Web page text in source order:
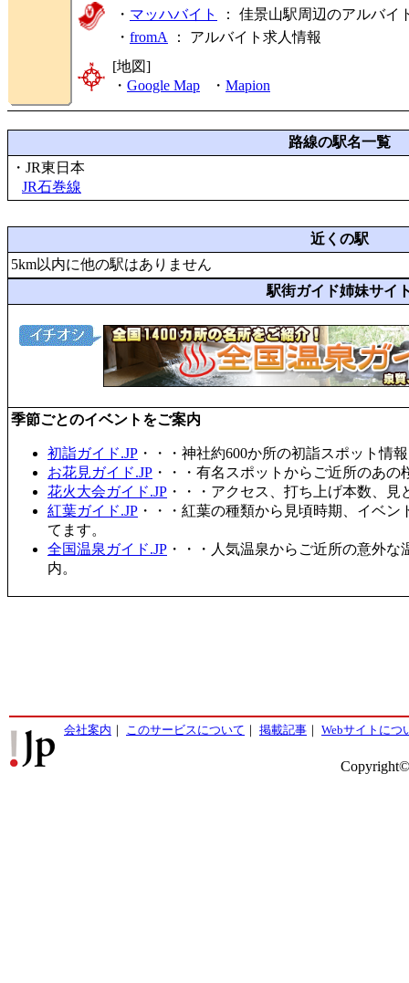
・ マッハバイト
： 佳景山駅周辺のアルバイ
・ fromA ： アルバイト求人情報
[地図]
・ Google Map ・ Mapion
路線の駅名一覧
・JR東日本
JR石巻線
近くの駅
5km以内に他の駅はありません
駅街ガイド姉妹サイ
季節ごとのイベントをご案内
初詣ガイド.JP ・・・神社約600か所の初詣スポット情
お花見ガイド.JP ・・・有名スポットからご近所のあ
花火大会ガイド.JP ・・・アクセス、打ち上げ本数、
紅葉ガイド.JP ・・・紅葉の種類から見頃時期、イベ
てます。
全国温泉ガイド.JP ・・・人気温泉からご近所の意外
内。
会社案内 ｜ このサービスについて ｜ 掲載記事 ｜ Webサイトにつ